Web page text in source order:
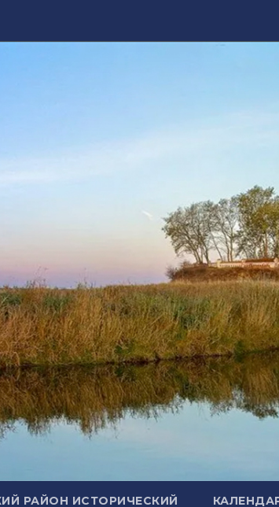
РАЙОН ИСТОРИЧЕСКИЙ